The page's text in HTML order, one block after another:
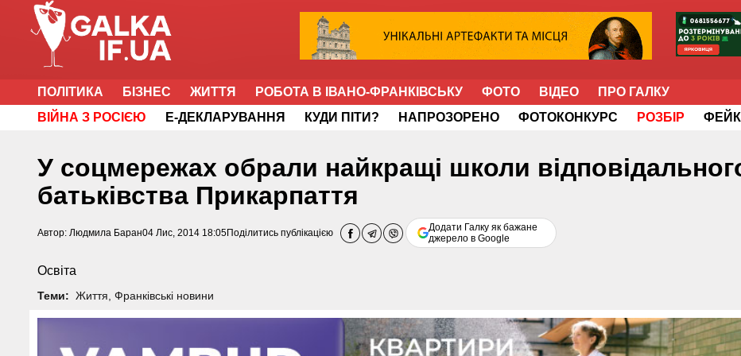
ПОЛІТИКА БІЗНЕС ЖИТТЯ РОБОТА В ІВАНО-ФРАНКІВСЬКУ ФОТО ВІДЕО
ПРО ГАЛКУ
ВІЙНА З РОСІЄЮ
Е-ДЕКЛАРУВАННЯ КУДИ ПІТИ? НАПРОЗОРЕНО ФОТОКОНКУРС РОЗБІР ФЕЙК
У соцмережах обрали найкращі школи
батьківства Прикарпаття
Автор: Людмила Баран04 Лис, 2014 18:05Поділитись публікацією
Додати Галку як бажане
джерело в Google
Освіта
Теми: Життя Франківські новини